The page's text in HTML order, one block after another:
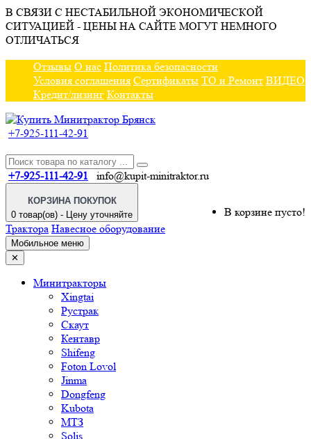
В СВЯЗИ С НЕСТАБИЛЬНОЙ ЭКОНОМИЧЕСКОЙ
СИТУАЦИЕЙ - ЦЕНЫ НА САЙТЕ МОГУТ НЕМНОГО
ОТЛИЧАТЬСЯ
Отзывы О нас Политика безопасности
Условия соглашения Сертификаты ТО и Ремонт ВИДЕО
Кредит/лизинг Контакты
+7-925-111-42-91
+7-925-111-42-91 info@kupit-minitraktor.ru
КОРЗИНА ПОКУПОК
0 товар(ов) - Цену уточняйте
В корзине пусто!
Трактора Навесное оборудование
Мобильное меню
✕
Минитракторы
Xingtai
Рустрак
Скаут
Кентавр
Shifeng
Foton Lovol
Jinma
Dongfeng
Kubota
МТЗ
Solis